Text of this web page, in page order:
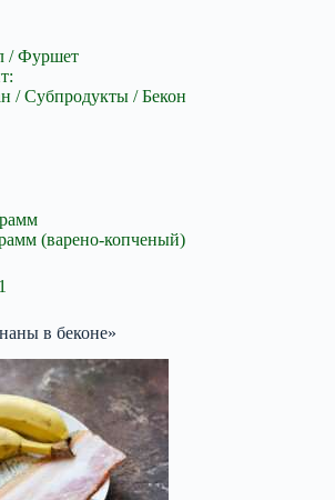
/ Фуршет
/ Субпродукты / Бекон
(варено-копченый)
в беконе»